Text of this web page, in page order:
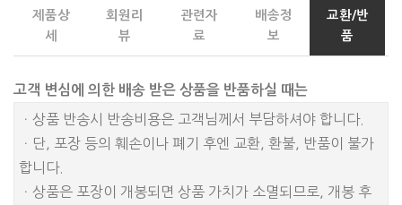
제품상
세
회원리
뷰
관련자
료
배송정
보
교환/반
품
고객 변심에 의한 배송 받은 상품을 반품하실 때는
ㆍ상품 반송시 반송비용은 고객님께서 부담하셔야 합니다.
ㆍ단, 포장 등의 훼손이나 폐기 후엔 교환, 환불, 반품이 불가
합니다.
ㆍ상품은 포장이 개봉되면 상품 가치가 소멸되므로, 개봉 후